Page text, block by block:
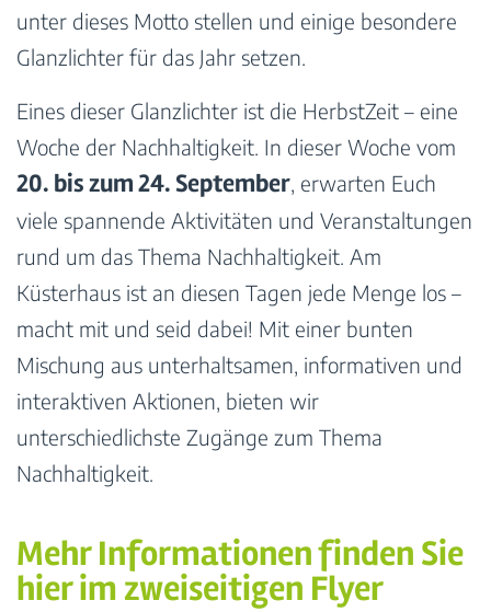
unter dieses Motto stellen und einige besondere
Glanzlichter für das Jahr setzen.
Eines dieser Glanzlichter ist die HerbstZeit – eine
Woche der Nachhaltigkeit. In dieser Woche vom
20. bis zum 24. September, erwarten Euch
viele spannende Aktivitäten und Veranstaltungen
rund um das Thema Nachhaltigkeit. Am
Küsterhaus ist an diesen Tagen jede Menge los –
macht mit und seid dabei! Mit einer bunten
Mischung aus unterhaltsamen, informativen und
interaktiven Aktionen, bieten wir
unterschiedlichste Zugänge zum Thema
Nachhaltigkeit.
Mehr Informationen finden Sie
hier im zweiseitigen Flyer